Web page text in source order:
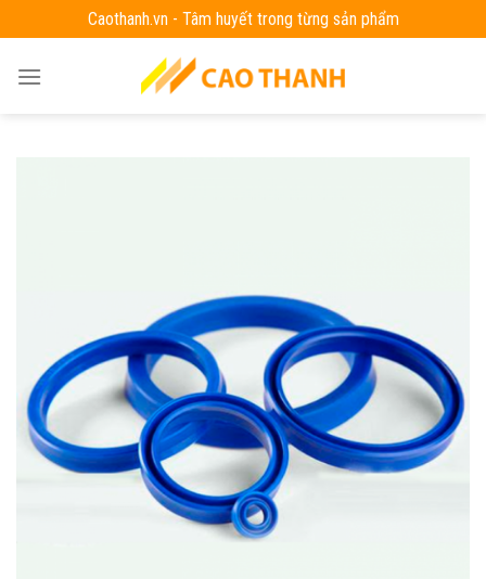
to
content
Caothanh.vn - Tâm huyết trong từng sản phẩm